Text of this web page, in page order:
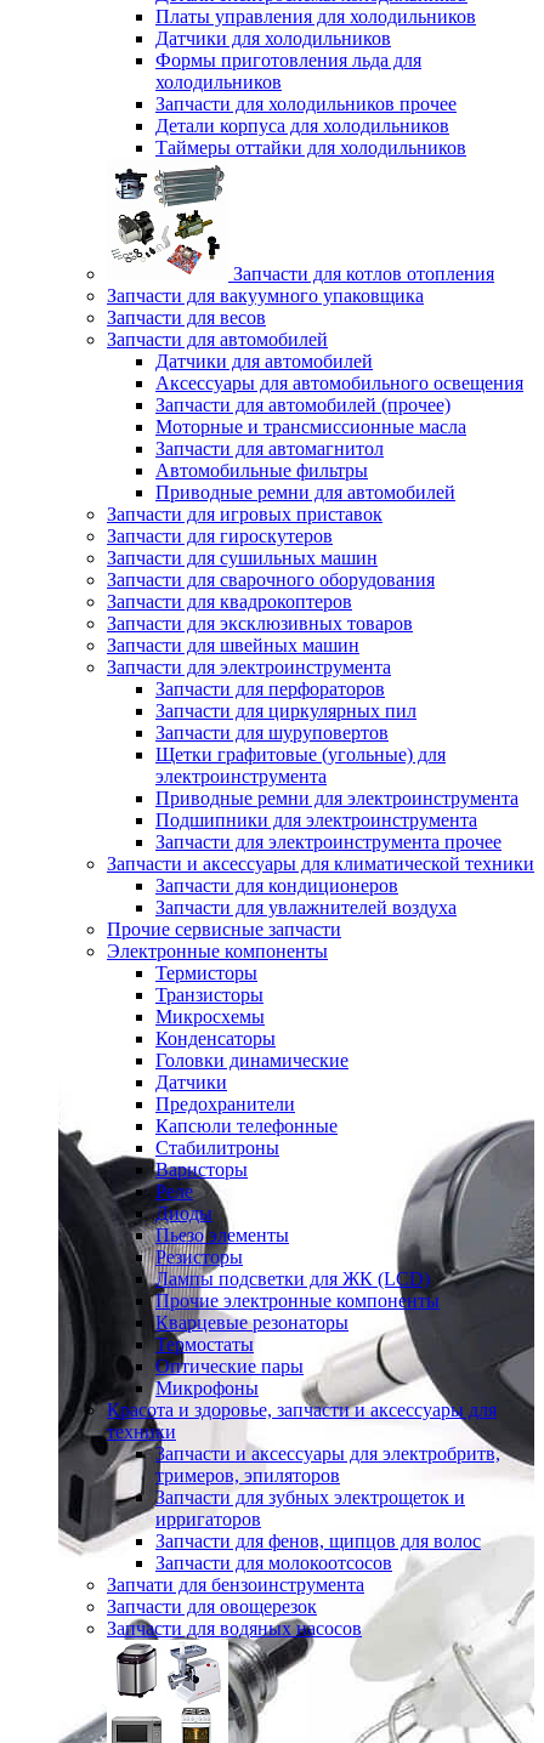
Платы управления для холодильников
Датчики для холодильников
Формы приготовления льда для
холодильников
Запчасти для холодильников прочее
Детали корпуса для холодильников
Таймеры оттайки для холодильников
Запчасти для котлов отопления
Запчасти для вакуумного упаковщика
Запчасти для весов
Запчасти для автомобилей
Датчики для автомобилей
Аксессуары для автомобильного освещения
Запчасти для автомобилей (прочее)
Моторные и трансмиссионные масла
Запчасти для автомагнитол
Автомобильные фильтры
Приводные ремни для автомобилей
Запчасти для игровых приставок
Запчасти для гироскутеров
Запчасти для сушильных машин
Запчасти для сварочного оборудования
Запчасти для квадрокоптеров
Запчасти для эксклюзивных товаров
Запчасти для швейных машин
Запчасти для электроинструмента
Запчасти для перфораторов
Запчасти для циркулярных пил
Запчасти для шуруповертов
Щетки графитовые (угольные) для
электроинструмента
Приводные ремни для электроинструмента
Подшипники для электроинструмента
Запчасти для электроинструмента прочее
Запчасти и аксессуары для климатической техники
Запчасти для кондиционеров
Запчасти для увлажнителей воздуха
Прочие сервисные запчасти
Электронные компоненты
Термисторы
Транзисторы
Микросхемы
Конденсаторы
Головки динамические
Датчики
Предохранители
Капсюли телефонные
Стабилитроны
Варисторы
Реле
Диоды
Пьезо элементы
Резисторы
Лампы подсветки для ЖК (LCD)
Прочие электронные компоненты
Кварцевые резонаторы
Термостаты
Оптические пары
Микрофоны
Красота и здоровье, запчасти и аксессуары для
техники
Запчасти и аксессуары для электробритв,
тримеров, эпиляторов
Запчасти для зубных электрощеток и
ирригаторов
Запчасти для фенов, щипцов для волос
Запчасти для молокоотсосов
Запчати для бензоинструмента
Запчасти для овощерезок
Запчасти для водяных насосов